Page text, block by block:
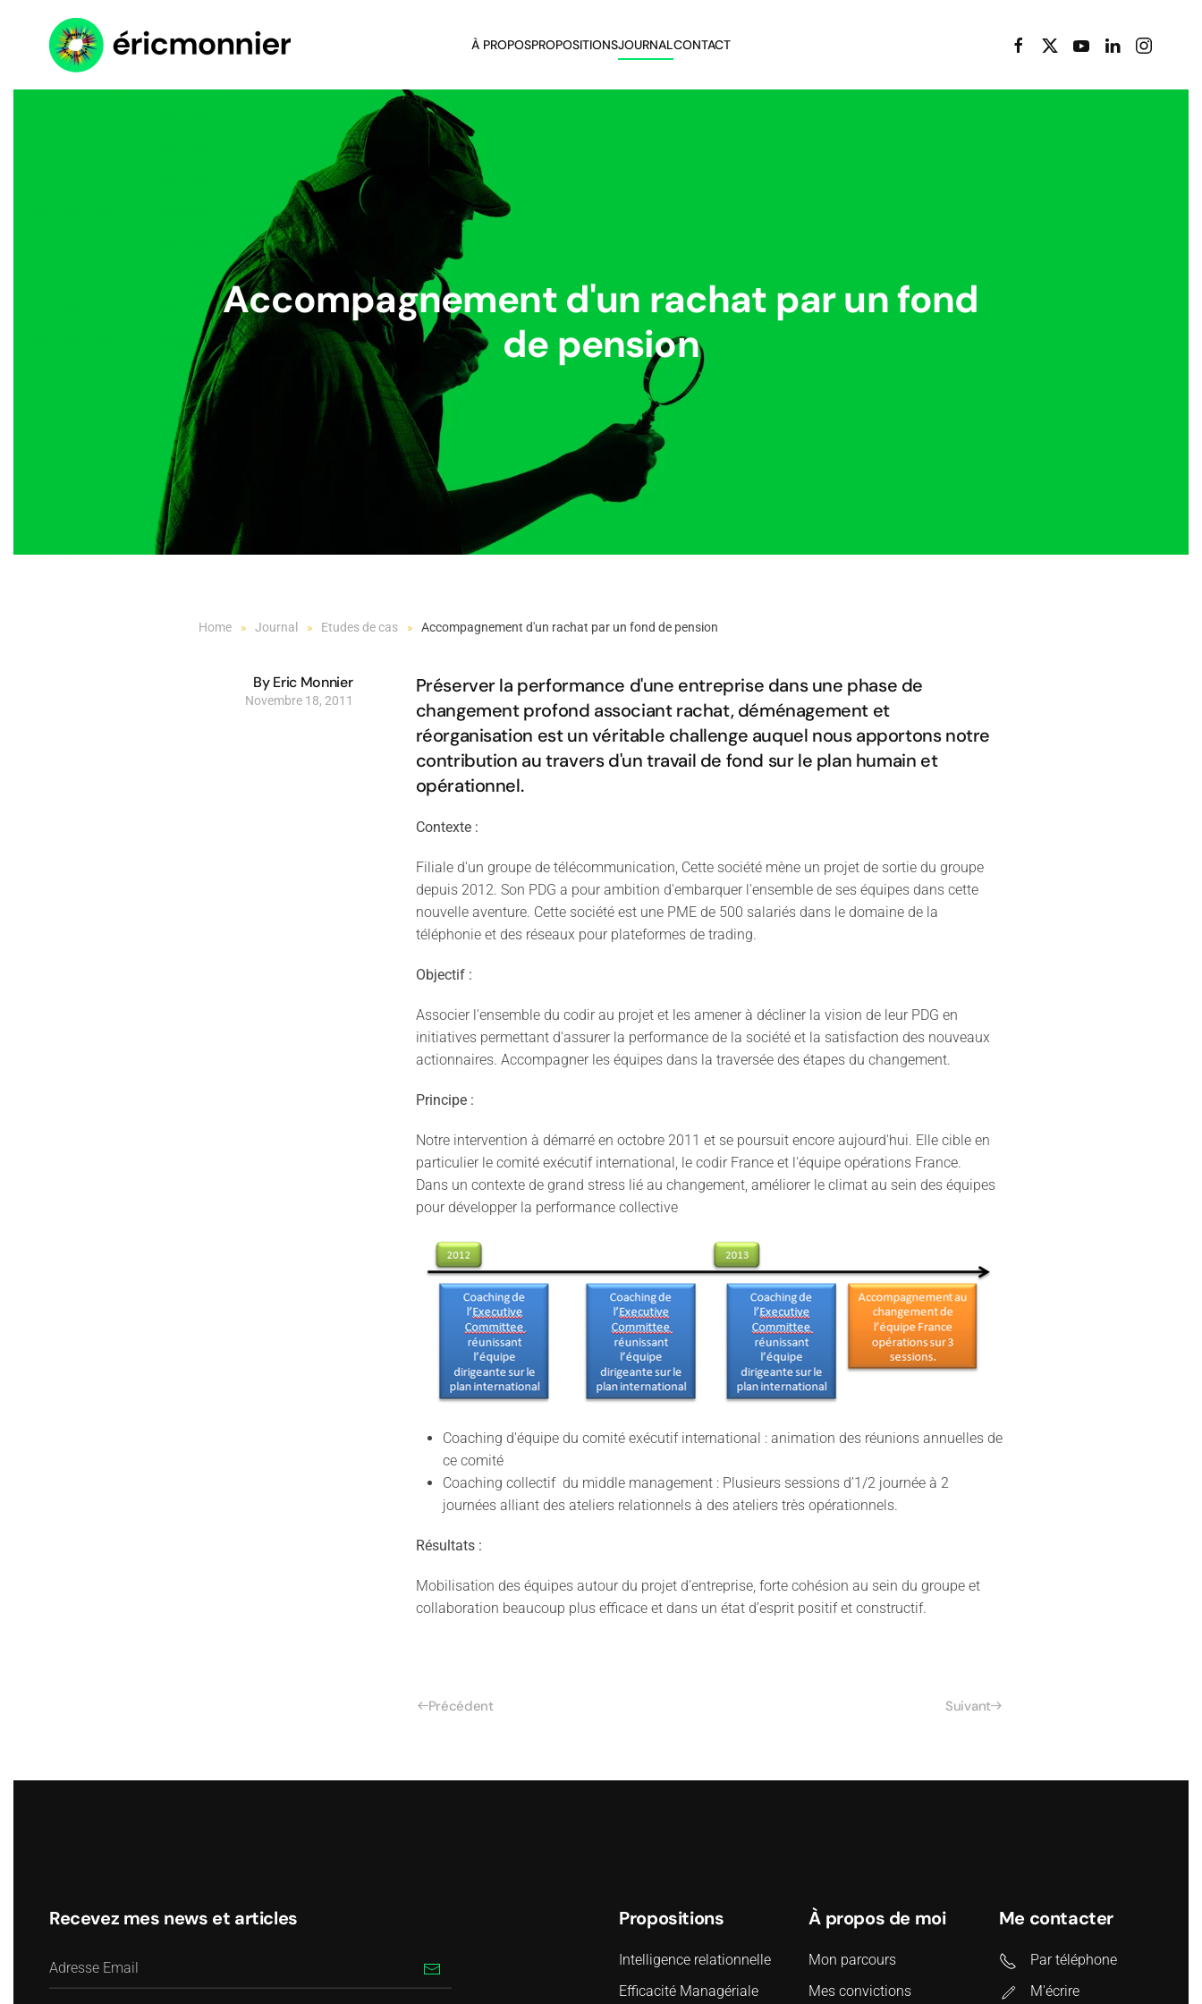
Accéder au contenu principal À PROPOSPROPOSITIONSJOURNALCONTACT
Accompagnement d'un rachat par un fond
de pension
Home Journal Etudes de cas Accompagnement d'un rachat par un fond de pension
By Eric Monnier
Novembre 18, 2011
Préserver la performance d'une entreprise dans une phase de
changement profond associant rachat, déménagement et
réorganisation est un véritable challenge auquel nous apportons notre
contribution au travers d'un travail de fond sur le plan humain et
opérationnel.
Contexte :
Filiale d'un groupe de télécommunication, Cette société mène un projet de sortie du groupe
depuis 2012. Son PDG a pour ambition d'embarquer l'ensemble de ses équipes dans cette
nouvelle aventure. Cette société est une PME de 500 salariés dans le domaine de la
téléphonie et des réseaux pour plateformes de trading.
Objectif :
Associer l'ensemble du codir au projet et les amener à décliner la vision de leur PDG en
initiatives permettant d'assurer la performance de la société et la satisfaction des nouveaux
actionnaires. Accompagner les équipes dans la traversée des étapes du changement.
Principe :
Notre intervention à démarré en octobre 2011 et se poursuit encore aujourd'hui. Elle cible en
particulier le comité exécutif international, le codir France et l'équipe opérations France.
Dans un contexte de grand stress lié au changement, améliorer le climat au sein des équipes
pour développer la performance collective
Coaching d'équipe du comité exécutif international : animation des réunions annuelles de
ce comité
Coaching collectif du middle management : Plusieurs sessions d’1/2 journée à 2
journées alliant des ateliers relationnels à des ateliers très opérationnels.
Résultats :
Mobilisation des équipes autour du projet d’entreprise, forte cohésion au sein du groupe et
collaboration beaucoup plus efficace et dans un état d’esprit positif et constructif.
Précédent Suivant
Recevez mes news et articles Propositions
Intelligence relationnelle
Efficacité Managériale
À propos de moi
Mon parcours
Mes convictions
Me contacter
Par téléphone
M'écrire